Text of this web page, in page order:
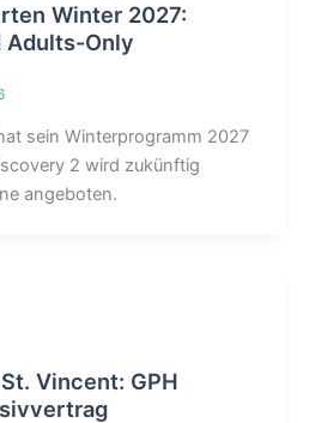
Winter 2027:
Adults-Only
sein Winterprogramm 2027
2 wird zukünftig
angeboten.
Vincent: GPH